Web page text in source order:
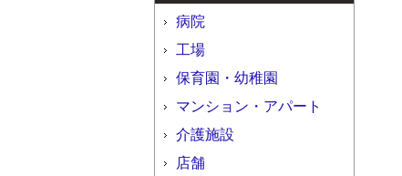
病院
工場
保育園・幼稚園
マンション・アパート
介護施設
店舗